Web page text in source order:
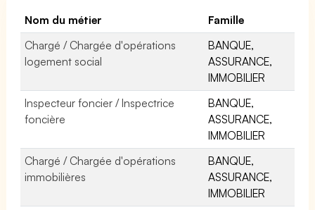
Nom du métier
Famille
Chargé / Chargée d'opérations
logement social
BANQUE,
ASSURANCE,
IMMOBILIER
Inspecteur foncier / Inspectrice
foncière
BANQUE,
ASSURANCE,
IMMOBILIER
Chargé / Chargée d'opérations
immobilières
BANQUE,
ASSURANCE,
IMMOBILIER